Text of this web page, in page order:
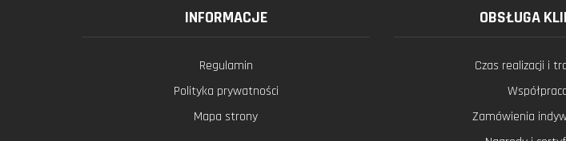
INFORMACJE
Regulamin
Polityka prywatności
Mapa strony
OBSŁUGA
Czas realizacji i
Zamówienia